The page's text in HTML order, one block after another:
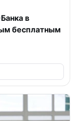
в
бесплатным